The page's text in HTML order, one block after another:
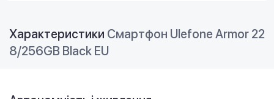
Характеристики Смартфон Ulefone Armor 22
8/256GB Black EU